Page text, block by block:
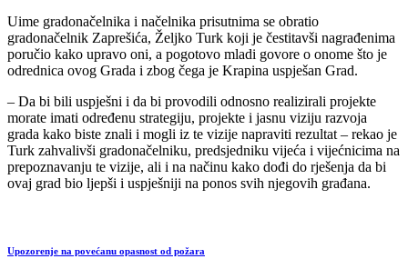
Uime gradonačelnika i načelnika prisutnima se obratio
gradonačelnik Zaprešića, Željko Turk koji je čestitavši nagrađenima
poručio kako upravo oni, a pogotovo mladi govore o onome što je
odrednica ovog Grada i zbog čega je Krapina uspješan Grad.
– Da bi bili uspješni i da bi provodili odnosno realizirali projekte
morate imati određenu strategiju, projekte i jasnu viziju razvoja
grada kako biste znali i mogli iz te vizije napraviti rezultat – rekao je
Turk zahvalivši gradonačelniku, predsjedniku vijeća i vijećnicima na
prepoznavanju te vizije, ali i na načinu kako dođi do rješenja da bi
ovaj grad bio ljepši i uspješniji na ponos svih njegovih građana.
Upozorenje na povećanu opasnost od požara